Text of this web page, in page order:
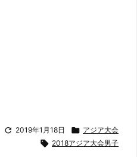
 2019年1月18日  アジア大会
 2018アジア大会男子